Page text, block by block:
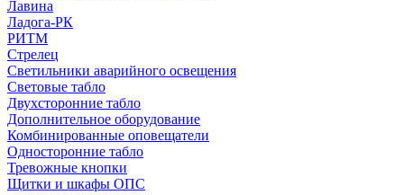
Лавина
Ладога-РК
РИТМ
Стрелец
Светильники аварийного освещения
Световые табло
Двухсторонние табло
Дополнительное оборудование
Комбинированные оповещатели
Односторонние табло
Тревожные кнопки
Щитки и шкафы ОПС